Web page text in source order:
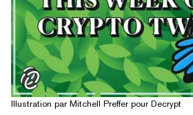
Illustration par Mitchell Preffer pour Decrypt